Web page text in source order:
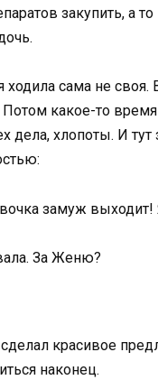
закупить, а
ходила сама не своя.
Потом какое-то
дела, хлопоты. И тут
замуж выходит!
За Женю?
красивое
наконец.